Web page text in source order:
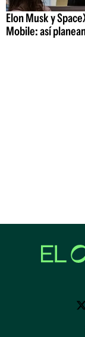
Elon Musk y
Mobile: así